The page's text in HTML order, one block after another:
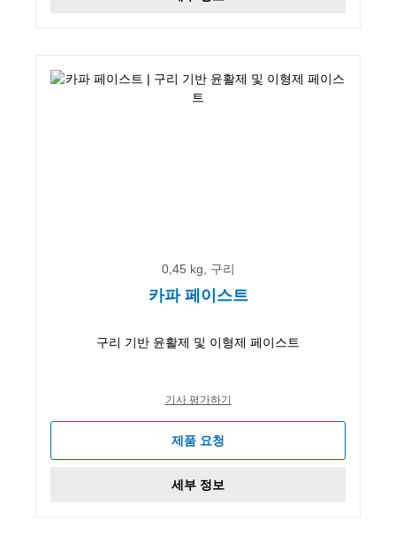
0,45 kg, 구리
카파 페이스트
구리 기반 윤활제 및 이형제 페이스트
기사 평가하기
제품 요청
세부 정보